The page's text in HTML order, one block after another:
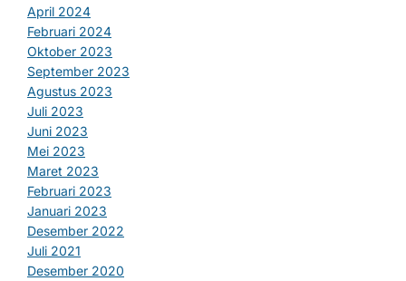
April 2024
Februari 2024
Oktober 2023
September 2023
Agustus 2023
Juli 2023
Juni 2023
Mei 2023
Maret 2023
Februari 2023
Januari 2023
Desember 2022
Juli 2021
Desember 2020